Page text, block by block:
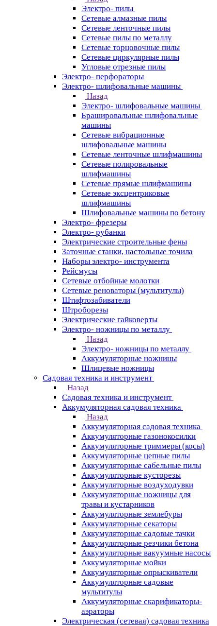
Электро- пилы
Сетевые алмазные пилы
Сетевые ленточные пилы
Сетевые пилы по металлу
Сетевые торцовочные пилы
Сетевые циркулярные пилы
Угловые отрезные пилы
Электро- перфораторы
Электро- шлифовальные машины
Назад
Электро- шлифовальные машины
Брашировальные шлифовальные
машины
Сетевые вибрационные
шлифовальные машины
Сетевые ленточные шлифмашины
Сетевые полировальные
шлифмашины
Сетевые прямые шлифмашины
Сетевые эксцентриковые
шлифмашины
Шлифовальные машины по бетону
Электро- фрезеры
Электро- рубанки
Электрические строительные фены
Заточные станки, настольные точила
Наборы электро- инструмента
Рейсмусы
Сетевые отбойные молотки
Сетевые реноваторы (мультитулы)
Штифтозабиватели
Штроборезы
Электрические гайковерты
Электро- ножницы по металлу
Назад
Электро- ножницы по металлу
Аккумуляторные ножницы
Шлицевые ножницы
Cадовая техника и инструмент
Назад
Cадовая техника и инструмент
Аккумуляторная садовая техника
Назад
Аккумуляторная садовая техника
Аккумуляторные газонокосилки
Аккумуляторные триммеры (косы)
Аккумуляторные цепные пилы
Аккумуляторные сабельные пилы
Аккумуляторные кусторезы
Аккумуляторные воздуходувки
Аккумуляторные ножницы для
травы и кустарников
Аккумуляторные землебуры
Аккумуляторные секаторы
Аккумуляторные садовые тачки
Аккумуляторные резчики бетона
Аккумуляторные вакуумные насосы
Аккумуляторные мойки
Аккумуляторные опрыскиватели
Аккумуляторные садовые
мультитулы
Аккумуляторные скарификаторы-
аэраторы
Электрическая (сетевая) садовая техника